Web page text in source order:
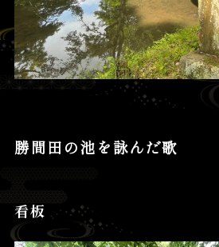
勝間田の池を詠んだ歌
看板